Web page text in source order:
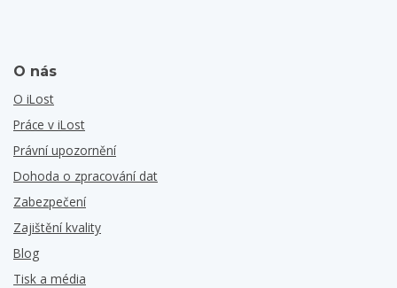
O nás
O iLost
Práce v iLost
Právní upozornění
Dohoda o zpracování dat
Zabezpečení
Zajištění kvality
Blog
Tisk a média